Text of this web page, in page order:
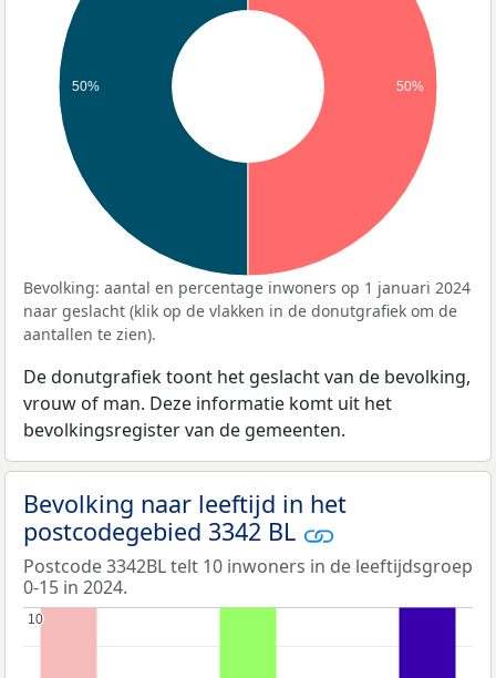
50% 50%
Bevolking: aantal en percentage inwoners op 1 januari 2024
naar geslacht (klik op de vlakken in de donutgrafiek om de
aantallen te zien).
De donutgrafiek toont het geslacht van de bevolking,
vrouw of man. Deze informatie komt uit het
bevolkingsregister van de gemeenten.
Bevolking naar leeftijd in het
postcodegebied 3342 BL
Postcode 3342BL telt 10 inwoners in de leeftijdsgroep
0-15 in 2024.
10
10